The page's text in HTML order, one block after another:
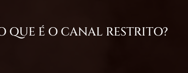
QUE É O CANAL RESTRITO?